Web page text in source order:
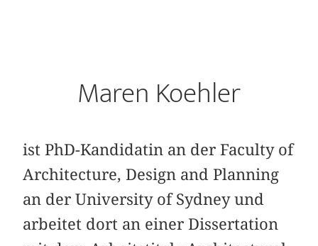
Maren Koehler
ist PhD-Kandidatin an der Faculty of
Architecture, Design and Planning
an der University of Sydney und
arbeitet dort an einer Dissertation